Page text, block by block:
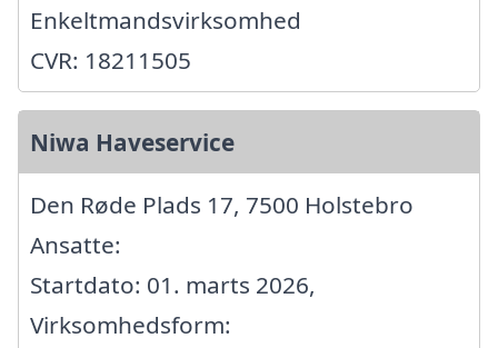
Enkeltmandsvirksomhed
CVR: 18211505
Niwa Haveservice
Den Røde Plads 17, 7500 Holstebro
Ansatte:
Startdato: 01. marts 2026,
Virksomhedsform: